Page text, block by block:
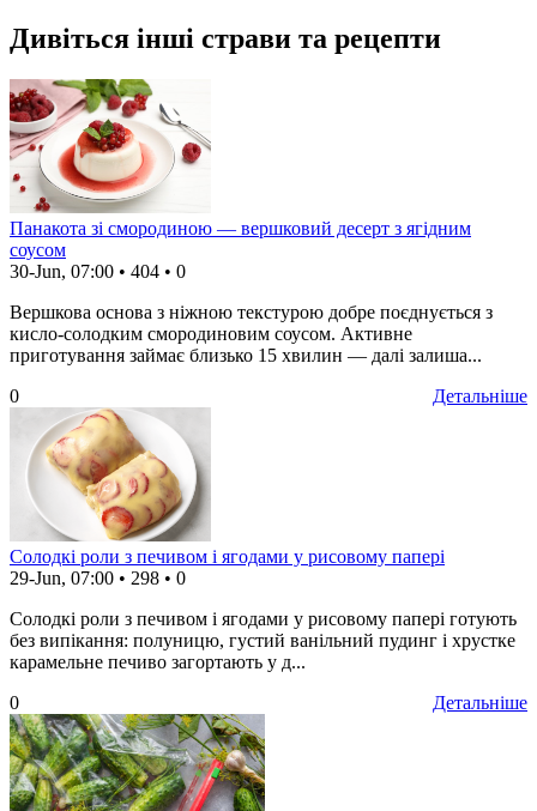
Дивіться інші страви та рецепти
Панакота зі смородиною — вершковий десерт з ягідним
соусом
30-Jun, 07:00 • 404 • 0
Вершкова основа з ніжною текстурою добре поєднується з
кисло-солодким смородиновим соусом. Активне
приготування займає близько 15 хвилин — далі залиша...
Детальніше
0
Солодкі роли з печивом і ягодами у рисовому папері
29-Jun, 07:00 • 298 • 0
Солодкі роли з печивом і ягодами у рисовому папері готують
без випікання: полуницю, густий ванільний пудинг і хрустке
карамельне печиво загортають у д...
Детальніше
0